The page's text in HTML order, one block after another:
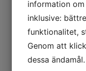
augusti 2025
februari 2025
oktober 2024
information
inklusive:
funktionalitet,
Genom att
dessa ändamål.